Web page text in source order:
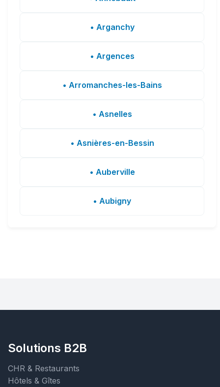
• Arganchy
• Argences
• Arromanches-les-Bains
• Asnelles
• Asnières-en-Bessin
• Auberville
• Aubigny
Solutions B2B
CHR & Restaurants
Hôtels & Gîtes